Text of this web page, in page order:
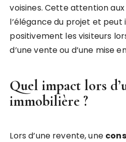
voisines. Cette attention
l’élégance du projet et peut
positivement les visiteurs
d’une vente ou d’une mise
Quel impact lors
immobilière ?
Lors d’une revente, une